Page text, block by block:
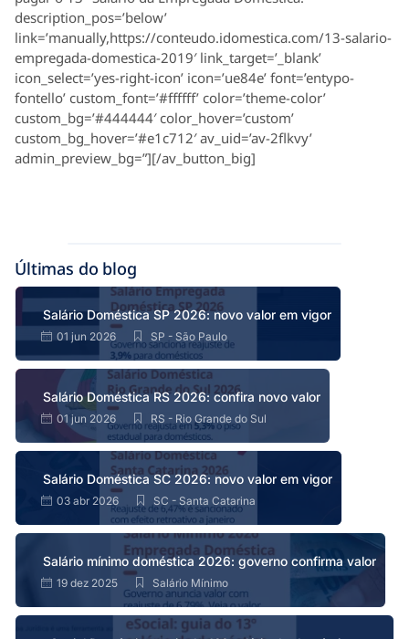
description_pos=’below’
link=’manually,https://conteudo.idomestica.com/13-salario-
empregada-domestica-2019′ link_target=’_blank’
icon_select=’yes-right-icon’ icon=’ue84e’ font=’entypo-
fontello’ custom_font=’#ffffff’ color=’theme-color’
custom_bg=’#444444′ color_hover=’custom’
custom_bg_hover=’#e1c712′ av_uid=’av-2flkvy’
admin_preview_bg=”][/av_button_big]
Últimas do blog
Salário Doméstica SP 2026: novo valor em vigor
01 jun 2026 SP - São Paulo
Salário Doméstica RS 2026: confira novo valor
01 jun 2026 RS - Rio Grande do Sul
Salário Doméstica SC 2026: novo valor em vigor
03 abr 2026 SC - Santa Catarina
Salário mínimo doméstica 2026: governo confirma valor
19 dez 2025 Salário Mínimo